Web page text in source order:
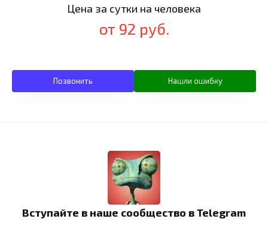
Цена за сутки на человека
от 92 руб.
Позвонить Нашли ошибку
Вступайте в наше сообщество в Telegram